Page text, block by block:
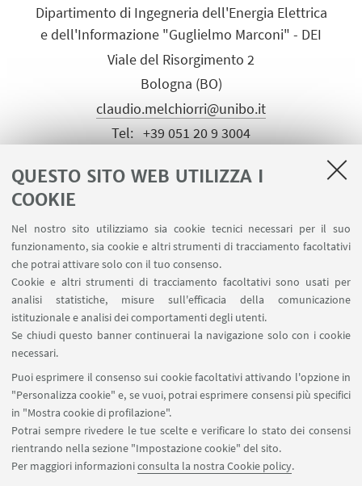
QUESTO SITO WEB UTILIZZA I
COOKIE
Nel nostro sito utilizziamo sia cookie tecnici necessari per il suo
funzionamento, sia cookie e altri strumenti di tracciamento facoltativi
che potrai attivare solo con il tuo consenso.
Cookie e altri strumenti di tracciamento facoltativi sono usati per
analisi statistiche, misure sull'efficacia della comunicazione
istituzionale e analisi dei comportamenti degli utenti.
Se chiudi questo banner continuerai la navigazione solo con i cookie
necessari.
Puoi esprimere il consenso sui cookie facoltativi attivando l'opzione in
"Personalizza cookie" e, se vuoi, potrai esprimere consensi più specifici
in "Mostra cookie di profilazione".
Potrai sempre rivedere le tue scelte e verificare lo stato dei consensi
rientrando nella sezione "Impostazione cookie" del sito.
Per maggiori informazioniconsulta la nostra Cookie policy.
Dipartimento di Ingegneria dell'Energia Elettrica
e dell'Informazione "Guglielmo Marconi" - DEI
Viale del Risorgimento 2
Bologna (BO)
claudio.melchiorri@unibo.it
Tel: +39 051 20 9 3004
LINK UTILI
Contatti
Area riservata
SEGUI UNIBO SU:
APP: